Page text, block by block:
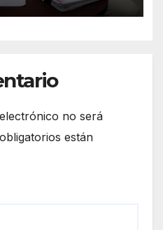
no será
están